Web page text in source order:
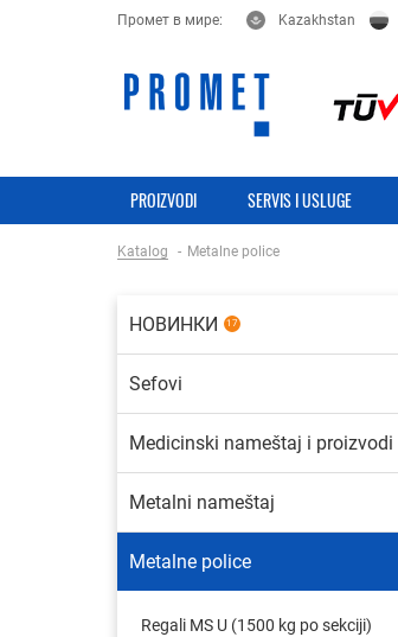
Промет в мире: Kazakhstan
PROIZVODI SERVIS I USLUGE
Katalog Metalne police
НОВИНКИ 17
Sefovi
Medicinski nameštaj i proizvodi
Metalni nameštaj
Metalne police
Regali MS U (1500 kg po sekciji)